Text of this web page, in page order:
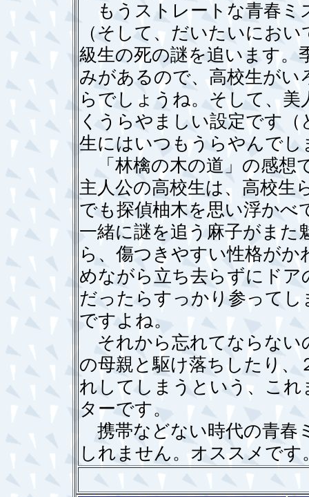
もうストレートな青春ミ
（そして、だいたいにお
級生の死の謎を追います。
みがあるので、高校生が
らでしょうね。そして、
くうらやましい設定です
生にはいつもうらやんでし
「林檎の木の道」の感想
主人公の高校生は、高校生
でも探偵柚木を思い浮かべ
一緒に謎を追う麻子がまた
ら、傷つきやすい性格が
めながら立ち去らずにド
だったらすっかり参って
ですよね。
それから忘れてならない
の母親と駆け落ちしたり、
れしてしまうという、こ
ターです。
携帯などない時代の青春
しれません。オススメです